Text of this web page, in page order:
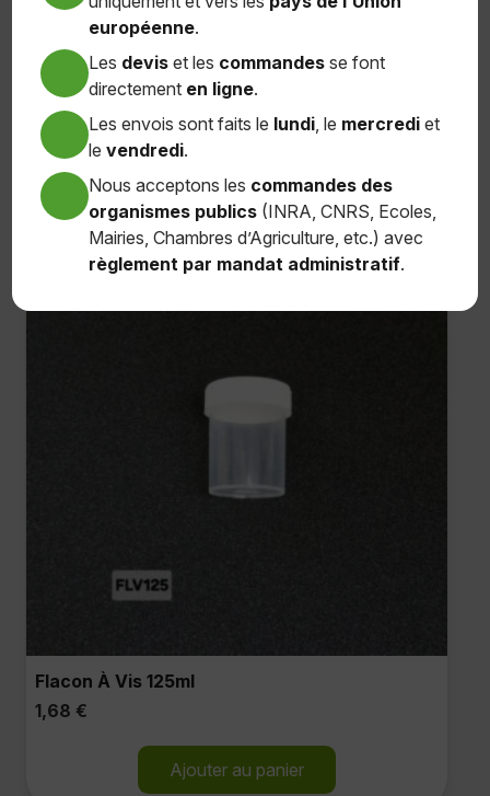
Flacon 500ml Pour Tente Malaise PM03-B
6,00
€
Ajouter au panier
Flacon À Vis 125ml
1,68 €
Ajouter au panier
européenne.
Les deviset les commandesse font
directement en ligne.
Les envois sont faits le lundi, le mercrediet
le vendredi.
Nous acceptons les commandes des
organismes publics(INRA, CNRS, Ecoles,
Mairies, Chambres d’Agriculture, etc.) avec
règlement par mandat administratif.